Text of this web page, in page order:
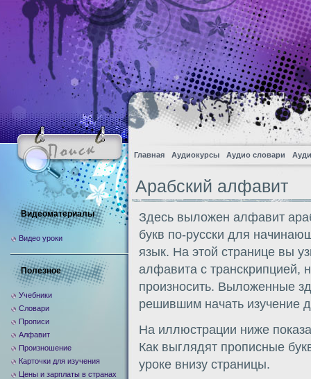
Главная Аудиокурсы Аудио словари
Арабский алфавит
Здесь выложен алфавит
букв по-русски для
язык. На этой странице вы
алфавита с транскрипцией,
произносить. Выложенные
решившим начать изучение
На иллюстрации ниже
Как выглядят прописные
уроке внизу страницы.
Видеоматериалы
Видео уроки
Полезное
Учебники
Словари
Прописи
Алфавит
Произношение
Карточки для изучения
Цены и зарплаты в странах